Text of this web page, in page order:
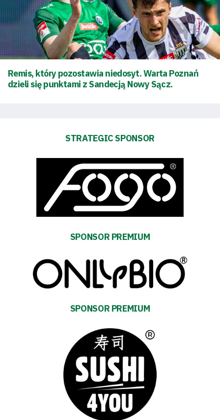
Remis, który pozostawia niedosyt. Warta Poznań
dzieli się punktami z Sandecją Nowy Sącz.
STRATEGIC SPONSOR
SPONSOR PREMIUM
SPONSOR PREMIUM